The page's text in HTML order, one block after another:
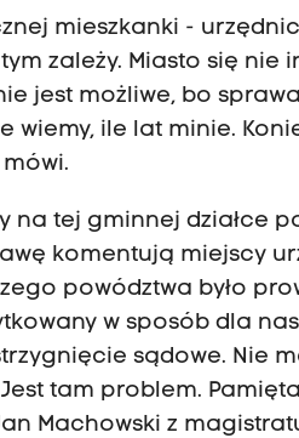
mieszkanki -
zależy. Miasto się nie
jest możliwe, bo
wiemy, ile lat minie.
na tej gminnej działce
komentują miejscy
powództwa było
w sposób dla
sądowe. Nie
tam problem.
Machowski z